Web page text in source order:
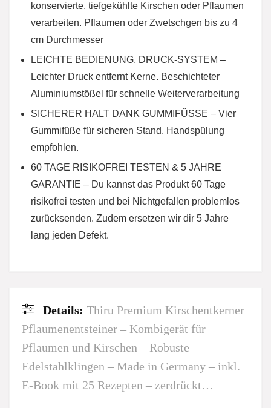
konservierte, tiefgekühlte Kirschen oder Pflaumen
verarbeiten. Pflaumen oder Zwetschgen bis zu 4
cm Durchmesser
LEICHTE BEDIENUNG, DRUCK-SYSTEM –
Leichter Druck entfernt Kerne. Beschichteter
Aluminiumstößel für schnelle Weiterverarbeitung
SICHERER HALT DANK GUMMIFÜSSE – Vier
Gummifüße für sicheren Stand. Handspülung
empfohlen.
60 TAGE RISIKOFREI TESTEN & 5 JAHRE
GARANTIE – Du kannst das Produkt 60 Tage
risikofrei testen und bei Nichtgefallen problemlos
zurücksenden. Zudem ersetzen wir dir 5 Jahre
lang jeden Defekt.
Details: Thiru Premium Kirschentkerner
Pflaumenentsteiner – Kombigerät für
Pflaumen und Kirschen – Robuste
Edelstahlklingen – Made in Germany – inkl.
E-Book mit 25 Rezepten – zerdrückt…